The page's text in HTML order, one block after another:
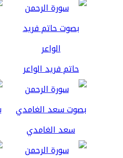
حاتم فريد الواعر
سعد الغامدي